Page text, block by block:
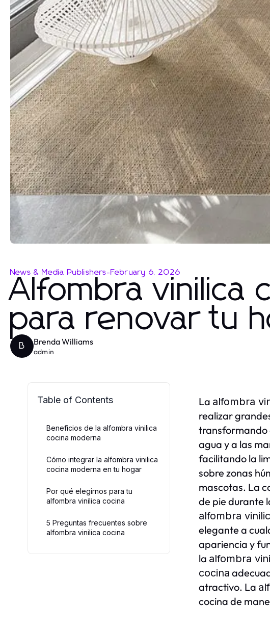
News & Media Publishers-February 6, 2026
Alfombra vinilica
para renovar tu
B Brenda Williams
admin
Table of Contents
Beneficios de la alfombra vinilica
cocina moderna
Cómo integrar la alfombra vinilica
cocina moderna en tu hogar
Por qué elegirnos para tu
alfombra vinilica cocina
5 Preguntas frecuentes sobre
alfombra vinilica cocina
La alfombra
realizar
transformando
agua y a las
facilitando la
sobre zonas
mascotas. La
de pie durante
alfombra
elegante a
apariencia y
la alfombra
cocina
atractivo. La
cocina de